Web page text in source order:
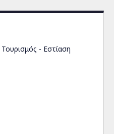
Τουρισμός - Εστίαση